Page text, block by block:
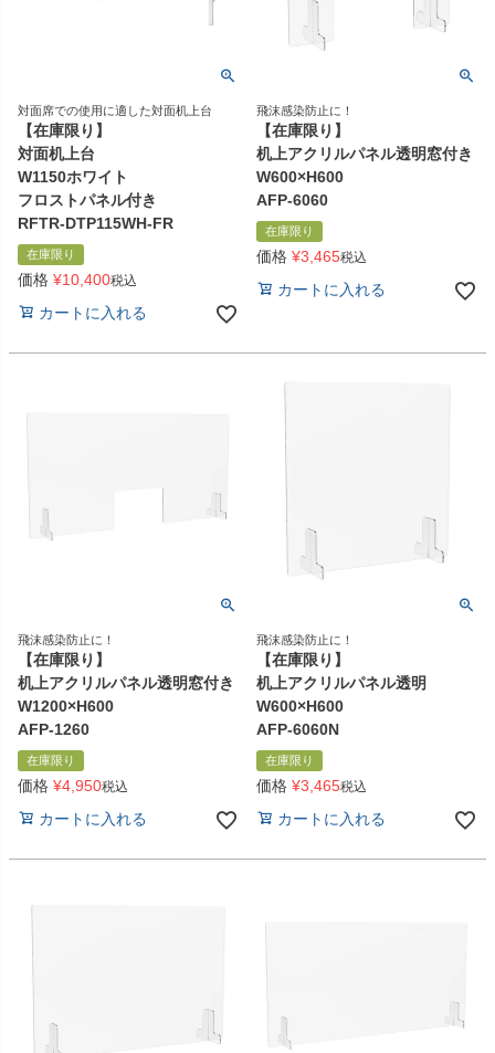
対面席での使用に適した対面机上台
【在庫限り】
対面机上台
W1150ホワイト
フロストパネル付き
RFTR-DTP115WH-FR
在庫限り
価格 ¥10,400税込
カートに入れる
飛沫感染防止に！
【在庫限り】
机上アクリルパネル透明窓付き
W600×H600
AFP-6060
在庫限り
価格 ¥3,465税込
カートに入れる
飛沫感染防止に！
【在庫限り】
机上アクリルパネル透明窓付き
W1200×H600
AFP-1260
在庫限り
価格 ¥4,950税込
カートに入れる
飛沫感染防止に！
【在庫限り】
机上アクリルパネル透明
W600×H600
AFP-6060N
在庫限り
価格 ¥3,465税込
カートに入れる